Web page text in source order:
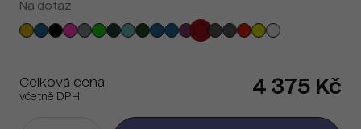
Na dotaz
Celková cena
včetně DPH 4 375 Kč